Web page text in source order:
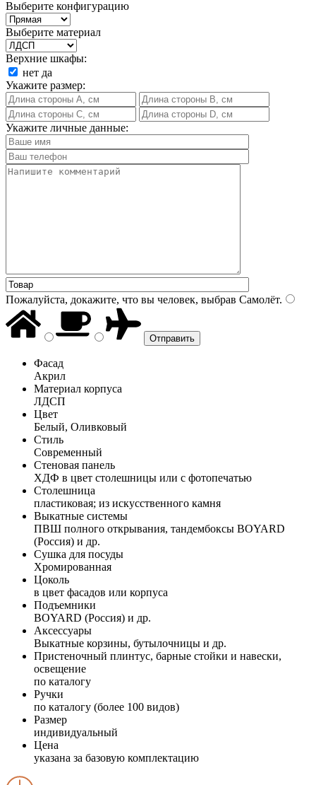
Выберите конфигурацию
Выберите материал
Верхние шкафы:
нет да
Укажите размер:
Укажите личные данные:
Пожалуйста, докажите, что вы человек, выбрав Самолёт.
Фасад
Акрил
Материал корпуса
ЛДСП
Цвет
Белый, Оливковый
Стиль
Современный
Стеновая панель
ХДФ в цвет столешницы или с фотопечатью
Столешница
пластиковая; из искусственного камня
Выкатные системы
ПВШ полного открывания, тандембоксы BOYARD
(Россия) и др.
Сушка для посуды
Хромированная
Цоколь
в цвет фасадов или корпуса
Подъемники
BOYARD (Россия) и др.
Аксессуары
Выкатные корзины, бутылочницы и др.
Пристеночный плинтус, барные стойки и навески,
освещение
по каталогу
Ручки
по каталогу (более 100 видов)
Размер
индивидуальный
Цена
указана за базовую комплектацию